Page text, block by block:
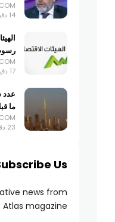
14 دقيقة AGO
17 دقيقة AGO
عدد
ما
23 دقيقة AGO
Us
news from
Atlas magazine